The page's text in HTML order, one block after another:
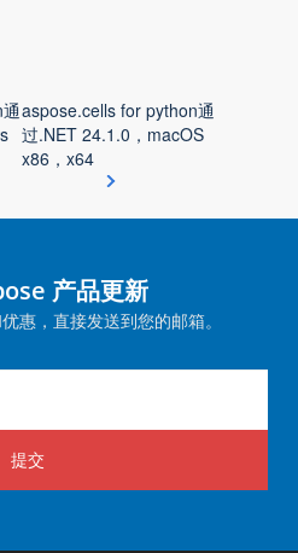
aspose.cells for python通
过.NET 24.1.0，macOS
x86，x64
产品更新
惠，直接发送到您的邮箱。
提交